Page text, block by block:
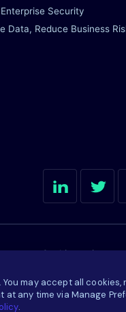
Security
Data, Reduce Business
Cookie settings
may accept all
any time via Manage
.